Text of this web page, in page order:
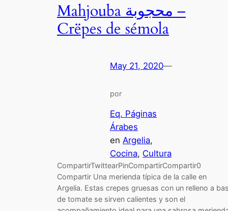
Mahjouba محجوبة –
Crëpes de sémola
May 21, 2020—
por
Eq. Páginas
Árabes
en Argelia
Cocina, Cultura
CompartirTwittearPinCompartirCompartir0
Compartir Una merienda típica de la calle en
Argelia. Estas crepes gruesas con un relleno a
de tomate se sirven calientes y son el